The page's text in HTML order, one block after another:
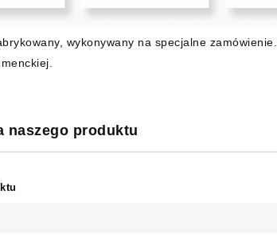
wykonywany na specjalne
naszego produktu